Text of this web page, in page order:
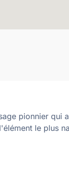
pionnier qui
le plus